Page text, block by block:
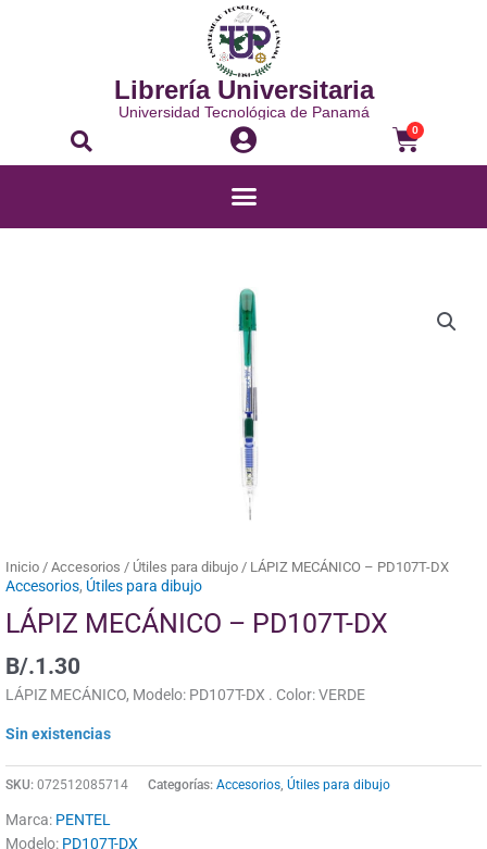
Librería Universitaria
Universidad Tecnológica de Panamá
Buscar 0
Carrito
Menú
Inicio / Accesorios / Útiles para dibujo / LÁPIZ MECÁNICO – PD107T-DX
Accesorios, Útiles para dibujo
LÁPIZ MECÁNICO – PD107T-DX
B/.1.30
LÁPIZ MECÁNICO, Modelo: PD107T-DX . Color: VERDE
Sin existencias
SKU: 072512085714 Categorías: Accesorios Útiles para dibujo
Marca: PENTEL
Modelo: PD107T-DX